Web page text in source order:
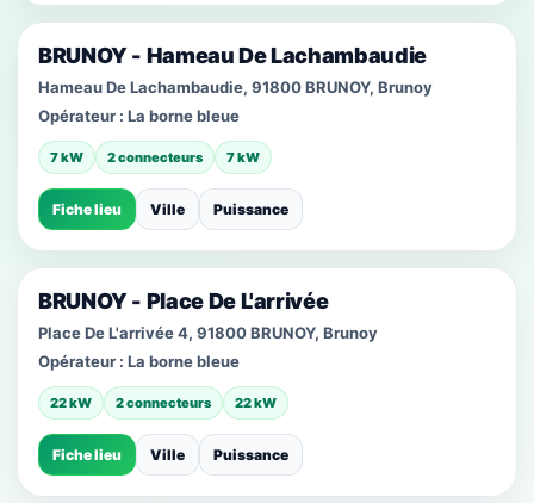
BRUNOY - Hameau De Lachambaudie
Hameau De Lachambaudie, 91800 BRUNOY, Brunoy
Opérateur : La borne bleue
7 kW 2 connecteurs 7 kW
Fiche lieu Ville Puissance
BRUNOY - Place De L'arrivée
Place De L'arrivée 4, 91800 BRUNOY, Brunoy
Opérateur : La borne bleue
22 kW 2 connecteurs 22 kW
Fiche lieu Ville Puissance